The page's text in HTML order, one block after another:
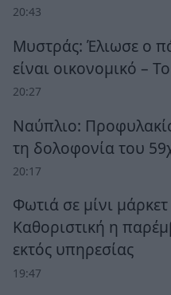
20:43
Μυστράς: Έλιωσε ο
είναι οικονομικό –
20:27
Ναύπλιο:
τη δολοφονία του
20:17
Φωτιά σε μίνι
Καθοριστική η
εκτός υπηρεσίας
19:47